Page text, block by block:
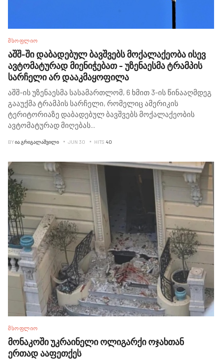
ᲛᲡᲝᲤᲚᲘᲝ
აშშ-ში დაბადებულ ბავშვებს მოქალაქეობა ისევ
ავტომატურად მიენიჭებათ - უზენაესმა ტრამპის
სარჩელი არ დააკმაყოფილა
აშშ-ის უზენაესმა სასამართლომ, 6 ხმით 3-ის წინააღმდეგ
გააუქმა ტრამპის სარჩელი, რომელიც ამერიკის
ტერიტორიაზე დაბადებულ ბავშვებს მოქალაქეობის
ავტომატურად მიღებას...
BYᲘᲐ ᲒᲠᲘᲒᲐᲚᲐᲨᲕᲘᲚᲘ JUN 30 HITS 40
ᲛᲡᲝᲤᲚᲘᲝ
მონაკოში უკრაინელი ოლიგარქი ოჯახთან
ერთად ააფეთქეს